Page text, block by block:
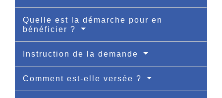
Quelle est la démarche pour en
bénéficier ?
Instruction de la demande
Comment est-elle versée ?